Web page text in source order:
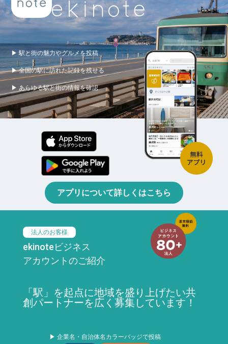
▶ 駅と街の魅力やグルメを投稿
▶ 全国の駅に訪れた記録を残せる
▶ あらゆる駅と街の情報を確認
アプリについて詳しくはこちら
法人のお客様
ekinoteビジネス
アカウントのご紹介
「駅」を起点に地域を盛り上げたい共
創パートナーを広く募集しています！
▶ 企業名・自治体名カラーバッジで投稿